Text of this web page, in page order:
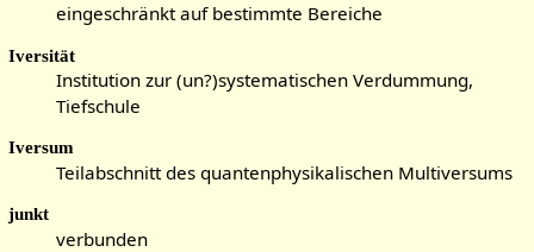
eingeschränkt auf bestimmte Bereiche
Iversität
Institution zur (un?)systematischen Verdummung,
Tiefschule
Iversum
Teilabschnitt des quantenphysikalischen Multiversums
junkt
verbunden